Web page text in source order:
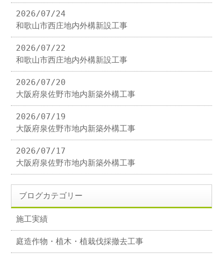
2026/07/24
和歌山市西庄地内外構新設工事
2026/07/22
和歌山市西庄地内外構新設工事
2026/07/20
大阪府泉佐野市地内新築外構工事
2026/07/19
大阪府泉佐野市地内新築外構工事
2026/07/17
大阪府泉佐野市地内新築外構工事
ブログカテゴリー
施工実績
庭造作物・植木・植栽伐採撤去工事